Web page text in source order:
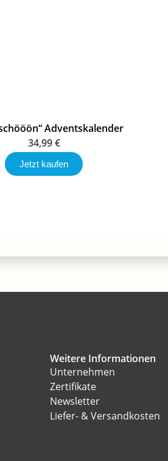
Adventskalender
34,99€
Jetzt kaufen
Weitere Informationen
Unternehmen
Zertifikate
Newsletter
Liefer- & Versandkosten